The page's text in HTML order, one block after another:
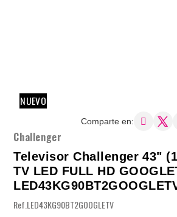
NUEVO
Comparte en:
Challenger
Televisor Challenger 43"
TV LED FULL HD
Ref. LED43KG90BT2GOOGLETV